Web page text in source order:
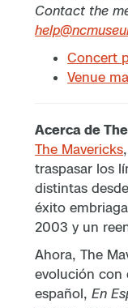
Contact the
Concert
Venue
Acerca de
The Mavericks
traspasar los
distintas
éxito
2003 y un
Ahora, The
evolución con
español,En